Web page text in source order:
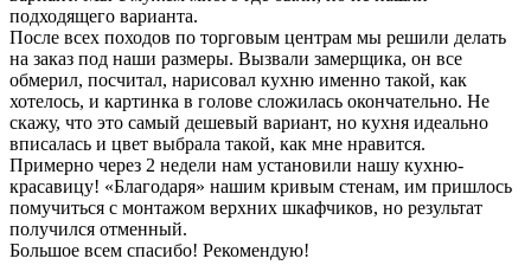
подходящего варианта.
После всех походов по торговым центрам мы решили делать
на заказ под наши размеры. Вызвали замерщика, он все
обмерил, посчитал, нарисовал кухню именно такой, как
хотелось, и картинка в голове сложилась окончательно. Не
скажу, что это самый дешевый вариант, но кухня идеально
вписалась и цвет выбрала такой, как мне нравится.
Примерно через 2 недели нам установили нашу кухню-
красавицу! «Благодаря» нашим кривым стенам, им пришлось
помучиться с монтажом верхних шкафчиков, но результат
получился отменный.
Большое всем спасибо! Рекомендую!